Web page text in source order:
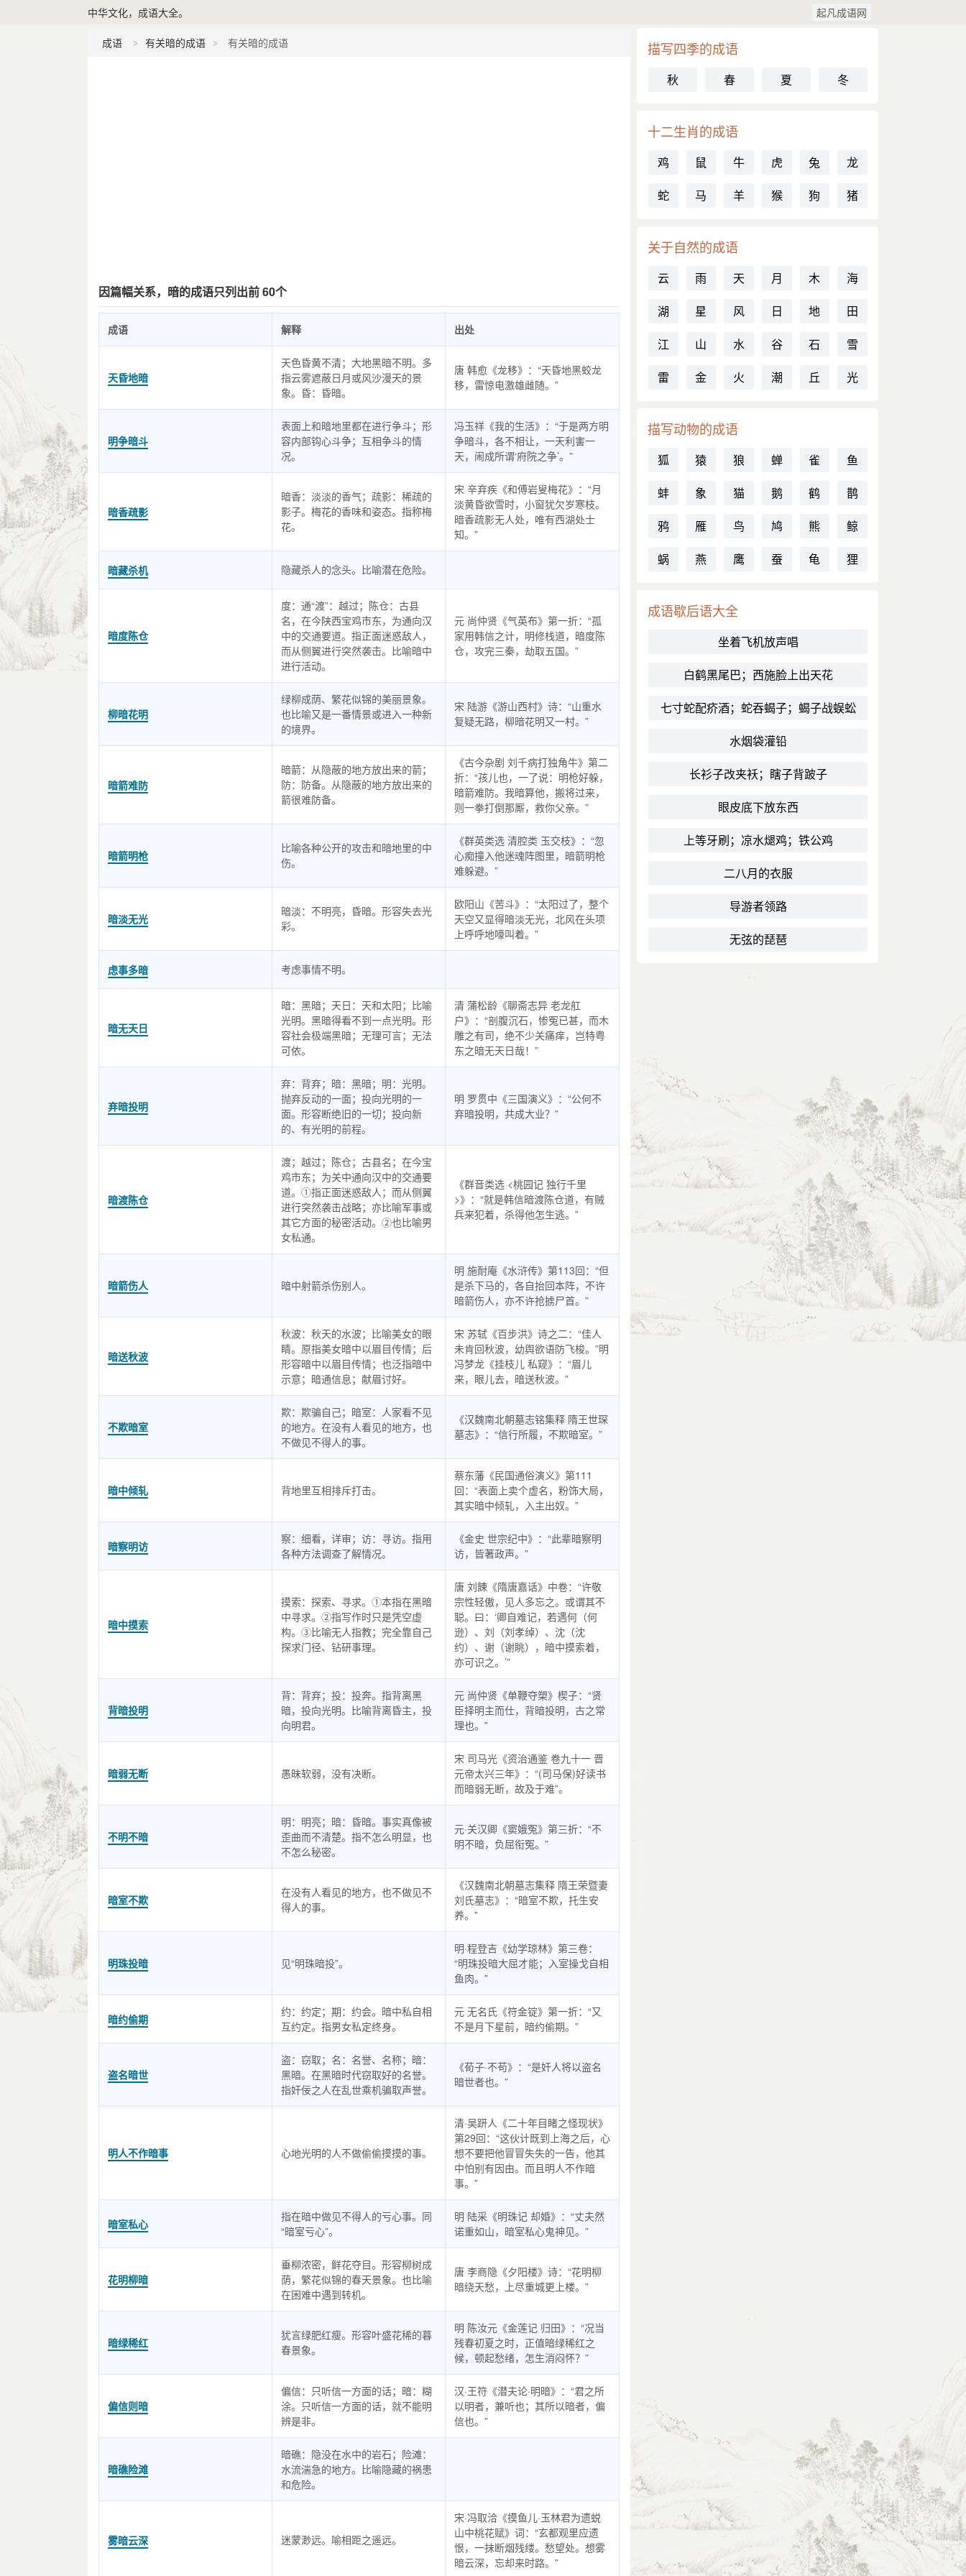
中华文化，成语大全。 起凡成语网
成语 有关暗的成语 有关暗的成语
因篇幅关系，暗的成语只列出前 60个
成语 解释 出处
天昏地暗
天色昏黄不清；大地黑暗不明。多
指云雾遮蔽日月或风沙漫天的景
象。昏：昏暗。
唐 韩愈《龙移》：“天昏地黑蛟龙
移，雷惊电激雄雌随。”
明争暗斗
表面上和暗地里都在进行争斗；形
容内部钩心斗争；互相争斗的情
况。
冯玉祥《我的生活》：“于是两方明
争暗斗，各不相让，一天利害一
天，闹成所谓‘府院之争’。”
暗香疏影
暗香：淡淡的香气；疏影：稀疏的
影子。梅花的香味和姿态。指称梅
花。
宋 辛弃疾《和傅岩叟梅花》：“月
淡黄昏欲雪时，小窗犹欠岁寒枝。
暗香疏影无人处，唯有西湖处士
知。”
暗藏杀机 隐藏杀人的念头。比喻潜在危险。
暗度陈仓
度：通“渡”：越过；陈仓：古县
名，在今陕西宝鸡市东，为通向汉
中的交通要道。指正面迷惑敌人，
而从侧翼进行突然袭击。比喻暗中
进行活动。
元 尚仲贤《气英布》第一折：“孤
家用韩信之计，明修栈道，暗度陈
仓，攻完三秦，劫取五国。”
柳暗花明
绿柳成荫、繁花似锦的美丽景象。
也比喻又是一番情景或进入一种新
的境界。
宋 陆游《游山西村》诗：“山重水
复疑无路，柳暗花明又一村。”
暗箭难防
暗箭：从隐蔽的地方放出来的箭；
防：防备。从隐蔽的地方放出来的
箭很难防备。
《古今杂剧 刘千病打独角牛》第二
折：“孩儿也，一了说：明枪好躲，
暗箭难防。我暗算他，搬将过来，
则一拳打倒那厮，救你父亲。”
暗箭明枪
比喻各种公开的攻击和暗地里的中
伤。
《群英类选 清腔类 玉交枝》：“忽
心痴撞入他迷魂阵图里，暗箭明枪
难躲避。”
暗淡无光
暗淡：不明亮，昏暗。形容失去光
彩。
欧阳山《苦斗》：“太阳过了，整个
天空又显得暗淡无光，北风在头项
上呼呼地嚎叫着。”
虑事多暗 考虑事情不明。
暗无天日
暗：黑暗；天日：天和太阳；比喻
光明。黑暗得看不到一点光明。形
容社会极端黑暗；无理可言；无法
可依。
清 蒲松龄《聊斋志异 老龙舡
户》：“剖腹沉石，惨冤已甚，而木
雕之有司，绝不少关痛痒，岂特粤
东之暗无天日哉！”
弃暗投明
弃：背弃；暗：黑暗；明：光明。
抛弃反动的一面；投向光明的一
面。形容断绝旧的一切；投向新
的、有光明的前程。
明 罗贯中《三国演义》：“公何不
弃暗投明，共成大业？”
暗渡陈仓
渡；越过；陈仓；古县名；在今宝
鸡市东；为关中通向汉中的交通要
道。①指正面迷惑敌人；而从侧翼
进行突然袭击战略；亦比喻军事或
其它方面的秘密活动。②也比喻男
女私通。
《群音类选 <桃园记 独行千里
>》：“就是韩信暗渡陈仓道，有贼
兵来犯着，杀得他怎生逃。”
暗箭伤人 暗中射箭杀伤别人。
明 施耐庵《水浒传》第113回：“但
是杀下马的，各自抬回本阵，不许
暗箭伤人，亦不许抢掳尸首。”
暗送秋波
秋波：秋天的水波；比喻美女的眼
睛。原指美女暗中以眉目传情；后
形容暗中以眉目传情；也泛指暗中
示意；暗通信息；献眉讨好。
宋 苏轼《百步洪》诗之二：“佳人
未肯回秋波，幼舆欲语防飞梭。”明
冯梦龙《挂枝儿 私窥》：“眉儿
来，眼儿去，暗送秋波。”
不欺暗室
欺：欺骗自己；暗室：人家看不见
的地方。在没有人看见的地方，也
不做见不得人的事。
《汉魏南北朝墓志铭集释 隋王世琛
墓志》：“信行所履，不欺暗室。”
暗中倾轧 背地里互相排斥打击。
蔡东藩《民国通俗演义》第111
回：“表面上卖个虚名，粉饰大局，
其实暗中倾轧，入主出奴。”
暗察明访
察：细看，详审；访：寻访。指用
各种方法调查了解情况。
《金史 世宗纪中》：“此辈暗察明
访，皆著政声。”
暗中摸索
摸索：探索、寻求。①本指在黑暗
中寻求。②指写作时只是凭空虚
构。③比喻无人指教；完全靠自己
探求门径、钻研事理。
唐 刘餗《隋唐嘉话》中卷：“许敬
宗性轻傲，见人多忘之。或谓其不
聪。曰：‘卿自难记，若遇何（何
逊）、刘（刘孝绰）、沈（沈
约）、谢（谢眺），暗中摸索着，
亦可识之。’”
背暗投明
背：背弃；投：投奔。指背离黑
暗，投向光明。比喻背离昏主，投
向明君。
元 尚仲贤《单鞭夺槊》楔子：“贤
臣择明主而仕，背暗投明，古之常
理也。”
暗弱无断 愚昧软弱，没有决断。
宋 司马光《资治通鉴 卷九十一 晋
元帝太兴三年》：“(司马保)好读书
而暗弱无断，故及于难”。
不明不暗
明：明亮；暗：昏暗。事实真像被
歪曲而不清楚。指不怎么明显，也
不怎么秘密。
元·关汉卿《窦娥冤》第三折：“不
明不暗，负屈衔冤。”
暗室不欺
在没有人看见的地方，也不做见不
得人的事。
《汉魏南北朝墓志集释 隋王荣暨妻
刘氏墓志》：“暗室不欺，托生安
养。”
明珠投暗 见“明珠暗投”。
明·程登吉《幼学琼林》第三卷：
“明珠投暗大屈才能；入室操戈自相
鱼肉。”
暗约偷期
约：约定；期：约会。暗中私自相
互约定。指男女私定终身。
元 无名氏《符金锭》第一折：“又
不是月下星前，暗约偷期。”
盗名暗世
盗：窃取；名：名誉、名称；暗：
黑暗。在黑暗时代窃取好的名誉。
指奸佞之人在乱世乘机骗取声誉。
《荀子·不苟》：“是奸人将以盗名
暗世者也。”
明人不作暗事 心地光明的人不做偷偷摸摸的事。
清·吴趼人《二十年目睹之怪现状》
第29回：“这伙计既到上海之后，心
想不要把他冒冒失失的一告，他其
中怕别有因由。而且明人不作暗
事。”
暗室私心
指在暗中做见不得人的亏心事。同
“暗室亏心”。
明 陆采《明珠记 却婚》：“丈夫然
诺重如山，暗室私心鬼神见。”
花明柳暗
垂柳浓密，鲜花夺目。形容柳树成
荫，繁花似锦的春天景象。也比喻
在困难中遇到转机。
唐 李商隐《夕阳楼》诗：“花明柳
暗绕天愁，上尽重城更上楼。”
暗绿稀红
犹言绿肥红瘦。形容叶盛花稀的暮
春景象。
明 陈汝元《金莲记 归田》：“况当
残春初夏之时，正值暗绿稀红之
候，顿起愁绪，怎生消闷怀？”
偏信则暗
偏信：只听信一方面的话；暗：糊
涂。只听信一方面的话，就不能明
辨是非。
汉·王符《潜夫论·明暗》：“君之所
以明者，兼听也；其所以暗者，偏
信也。”
暗礁险滩
暗礁：隐没在水中的岩石；险滩：
水流湍急的地方。比喻隐藏的祸患
和危险。
雾暗云深 迷蒙渺远。喻相距之遥远。
宋·冯取洽《摸鱼儿·玉林君为遗蜕
山中桃花赋》词：“玄都观里应遗
恨，一抹断烟残缕。愁望处。想雾
暗云深，忘却来时路。”
描写四季的成语
秋 春 夏 冬
十二生肖的成语
鸡 鼠 牛 虎 兔
龙
蛇
马 羊 猴 狗 猪
关于自然的成语
云 雨 天 月 木
海
湖
星 风 日 地
田
江
山 水 谷 石
雪
雷
金 火 潮 丘 光
描写动物的成语
狐 猿 狼 蝉 雀
鱼
蚌
象 猫 鹅 鹤
鹊
鸦
雁 鸟 鸠 熊
鲸
蜗
燕 鹰 蚕 龟 狸
成语歇后语大全
坐着飞机放声唱
白鹤黑尾巴；西施脸上出天花
七寸蛇配疥酒；蛇吞蝎子；蝎子战蜈蚣
水烟袋灌铅
长衫子改夹袄；瞎子背跛子
眼皮底下放东西
上等牙刷；凉水煺鸡；铁公鸡
二八月的衣服
导游者领路
无弦的琵琶